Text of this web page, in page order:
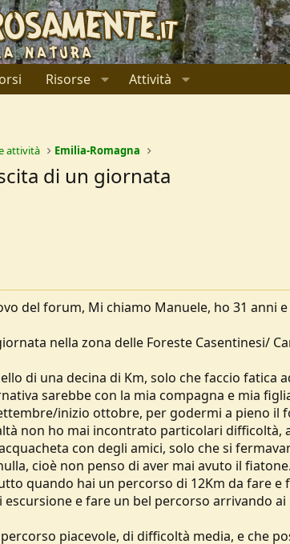
Risorse Attività
attività Emilia-Romagna
di un giornata
del forum, Mi chiamo Manuele, ho 31 anni
nella zona delle Foreste Casentinesi/
di una decina di Km, solo che faccio fatica
sarebbe con la mia compagna e mia
inizio ottobre, per godermi a pieno il
non ho mai incontrato particolari difficoltà,
con degli amici, solo che si
cioè non penso di aver mai avuto il
quando hai un percorso di 12Km da fare e
escursione e fare un bel percorso arrivando
piacevole, di difficoltà media, e che